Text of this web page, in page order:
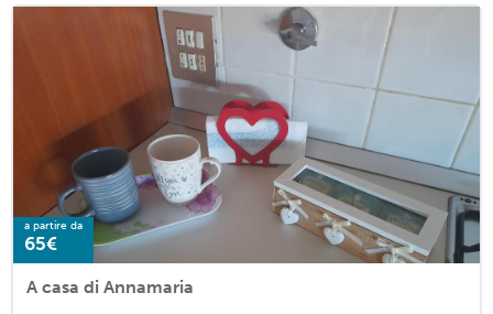
a partire da
65€
A casa di Annamaria